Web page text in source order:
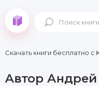
Скачать книги бесплатно c
Автор